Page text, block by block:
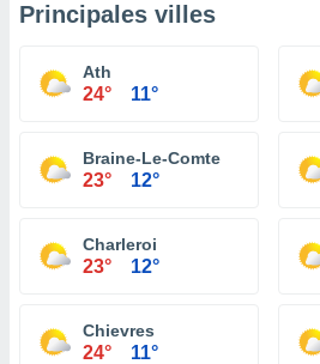
Principales villes
Ath
24° 11°
Braine-Le-Comte
23° 12°
Charleroi
23° 12°
Chievres
24° 11°